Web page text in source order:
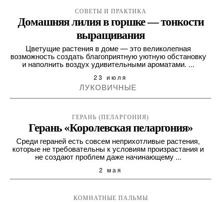
СОВЕТЫ И ПРАКТИКА
Домашняя лилия в горшке — тонкости
выращивания
Цветущие растения в доме — это великолепная
возможность создать благоприятную уютную обстановку
и наполнить воздух удивительными ароматами. ...
23 июля
ЛУКОВИЧНЫЕ
ГЕРАНЬ (ПЕЛАРГОНИЯ)
Герань «Королевская пеларгония»
Среди гераней есть совсем неприхотливые растения,
которые не требовательны к условиям произрастания и
не создают проблем даже начинающему ...
2 мая
КОМНАТНЫЕ ПАЛЬМЫ